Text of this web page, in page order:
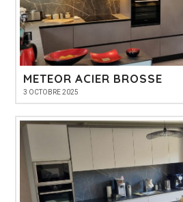
METEOR ACIER BROSSE
3 OCTOBRE 2025